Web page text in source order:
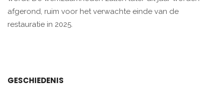
afgerond, ruim voor het verwachte einde van de
restauratie in 2025.
GESCHIEDENIS